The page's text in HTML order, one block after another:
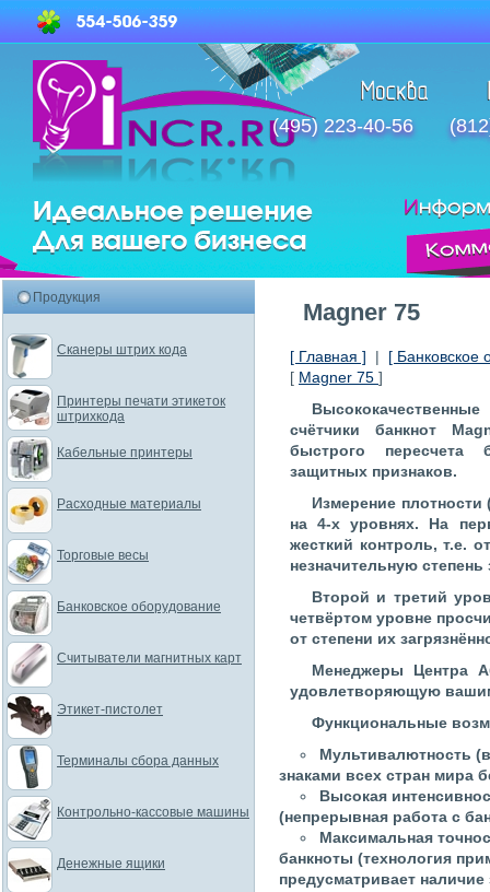
(495) 223-40-56
Magner 75
[ Главная ] | [ Банковское
[ Magner 75 ]
счётчики банкнот
быстрого пересчета
защитных признаков.
Измерение плотности
на 4-х уровнях. На
жесткий контроль, т.е.
незначительную степень
Второй и третий
четвёртом уровне
от степени их
Менеджеры Центра
удовлетворяющую
Функциональные
Мультивалютность
знаками всех стран мира
Высокая
(непрерывная работа с
Максимальная
банкноты (технология
предусматривает
Продукция
Сканеры штрих кода
Принтеры печати этикеток
штрихкода
Кабельные принтеры
Расходные материалы
Торговые весы
Банковское оборудование
Считыватели магнитных карт
Этикет-пистолет
Терминалы сбора данных
Контрольно-кассовые машины
Денежные ящики